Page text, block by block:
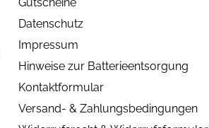
Datenschutz
Impressum
Hinweise zur Batterieentsorgung
Kontaktformular
Versand- & Zahlungsbedingungen